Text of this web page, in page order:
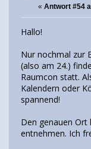
« Antwort #54
Hallo!
Nur nochmal zur
(also am 24.)
Raumcon statt.
Kalendern oder
spannend!
Den genauen
entnehmen. Ich